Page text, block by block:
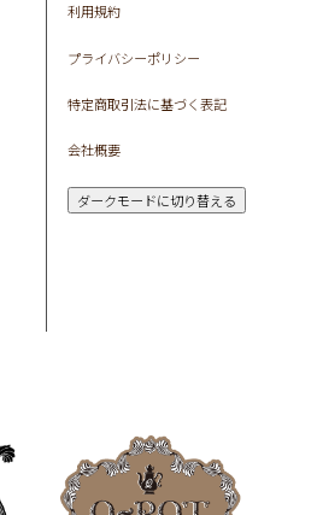
利用規約
プライバシーポリシー
特定商取引法に基づく表記
会社概要
ダークモードに切り替える